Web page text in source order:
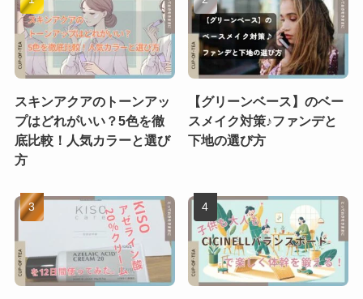
スキンアクアのトーンアッ
プはどれがいい？5色を徹
底比較！人気カラーと選び
方
【グリーンベース】のベー
スメイク対策♪ファンデと
下地の選び方